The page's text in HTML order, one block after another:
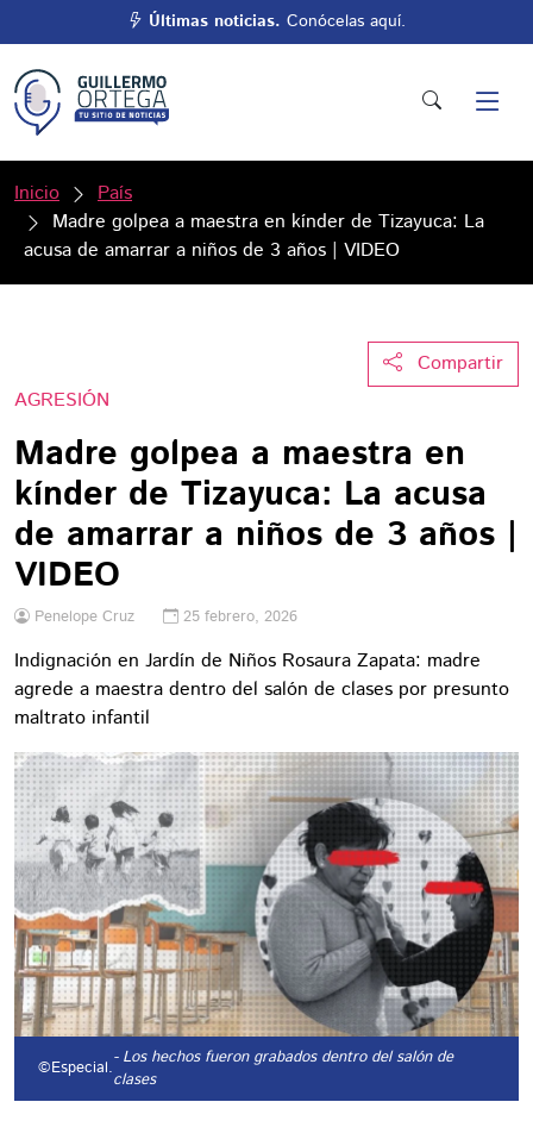
Últimas noticias. Conócelas aquí.
Inicio
País
Madre golpea a maestra en kínder de Tizayuca: La
acusa de amarrar a niños de 3 años | VIDEO
Compartir
AGRESIÓN
Madre golpea a maestra en
kínder de Tizayuca: La acusa
de amarrar a niños de 3 años |
VIDEO
Penelope Cruz 25 febrero, 2026
Indignación en Jardín de Niños Rosaura Zapata: madre
agrede a maestra dentro del salón de clases por presunto
maltrato infantil
©Especial.- Los hechos fueron grabados dentro del salón de
clases